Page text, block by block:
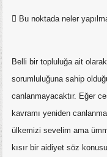
 Bu noktada neler
Belli bir topluluğa ait
sorumluluğuna sahip
canlanmayacaktır. Eğer
kavramı yeniden
ülkemizi sevelim ama
kısır bir aidiyet söz